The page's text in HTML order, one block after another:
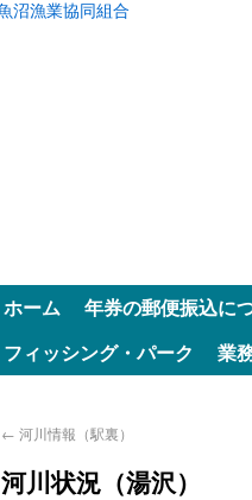
ホーム 年券の郵便振込に
フィッシング・パーク
業
← 河川情報（駅裏）
河川状況（湯沢）